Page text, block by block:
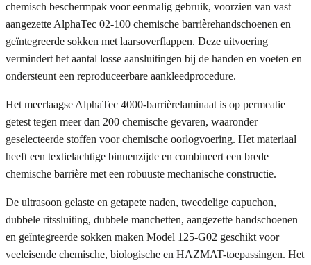
chemisch beschermpak voor eenmalig gebruik, voorzien van vast
aangezette AlphaTec 02-100 chemische barrièrehandschoenen en
geïntegreerde sokken met laarsoverflappen. Deze uitvoering
vermindert het aantal losse aansluitingen bij de handen en voeten en
ondersteunt een reproduceerbare aankleedprocedure.
Het meerlaagse AlphaTec 4000-barrièrelaminaat is op permeatie
getest tegen meer dan 200 chemische gevaren, waaronder
geselecteerde stoffen voor chemische oorlogvoering. Het materiaal
heeft een textielachtige binnenzijde en combineert een brede
chemische barrière met een robuuste mechanische constructie.
De ultrasoon gelaste en getapete naden, tweedelige capuchon,
dubbele ritssluiting, dubbele manchetten, aangezette handschoenen
en geïntegreerde sokken maken Model 125-G02 geschikt voor
veeleisende chemische, biologische en HAZMAT-toepassingen. Het